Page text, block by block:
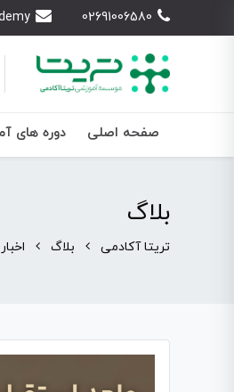
02691006580
صفحه اصلی دوره های
بلاگ
تریتا آکادمی بلاگ